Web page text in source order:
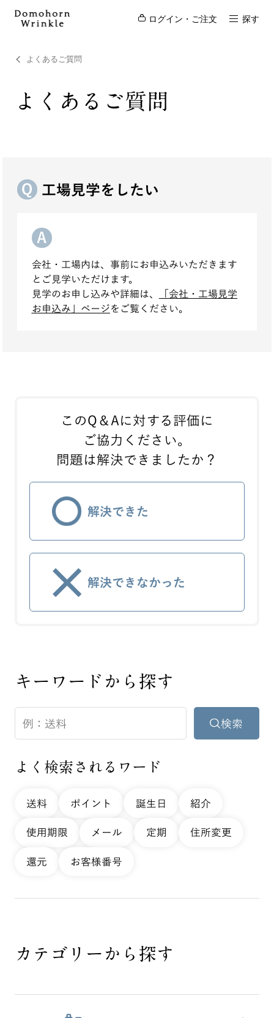
ログイン・ご注文 探す
よくあるご質問
よくあるご質問
工場見学をしたい
会社・工場内は、事前にお申込みいただきます
とご見学いただけます。
見学のお申し込みや詳細は、
「会社・工場見学
お申込み」ページをご覧ください。
このQ＆Aに対する評価に
ご協力ください。
問題は解決できましたか？
解決できた
解決できなかった
キーワードから探す
よく検索されるワード
送料 ポイント 誕生日 紹介
使用期限 メール 定期 住所変更
還元 お客様番号
カテゴリーから探す